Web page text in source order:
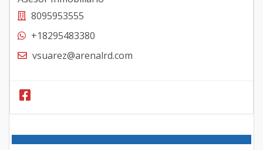
8095953555
+18295483380
vsuarez@arenalrd.com